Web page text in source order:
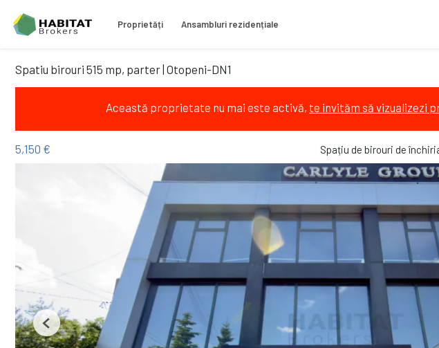
Proprietăți Ansambluri rezidențiale
Spatiu birouri 515 mp, parter | Otopeni-DN1
Această proprietate nu mai este activă, te invităm să vizualizezi
5,150 € Spațiu de birouri de
Previous